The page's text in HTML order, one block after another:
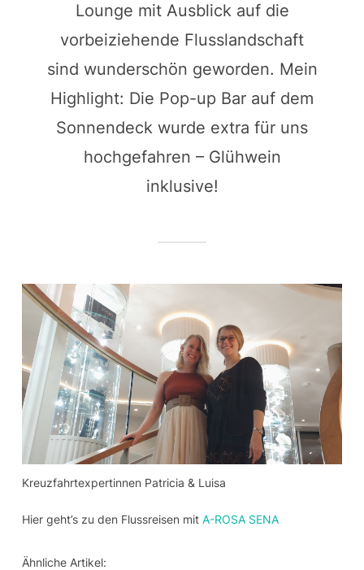
Lounge mit Ausblick auf die
vorbeiziehende Flusslandschaft
sind wunderschön geworden. Mein
Highlight: Die Pop-up Bar auf dem
Sonnendeck wurde extra für uns
hochgefahren – Glühwein
inklusive!
Kreuzfahrtexpertinnen Patricia & Luisa
Hier geht’s zu den Flussreisen mit A-ROSA SENA
Ähnliche Artikel: